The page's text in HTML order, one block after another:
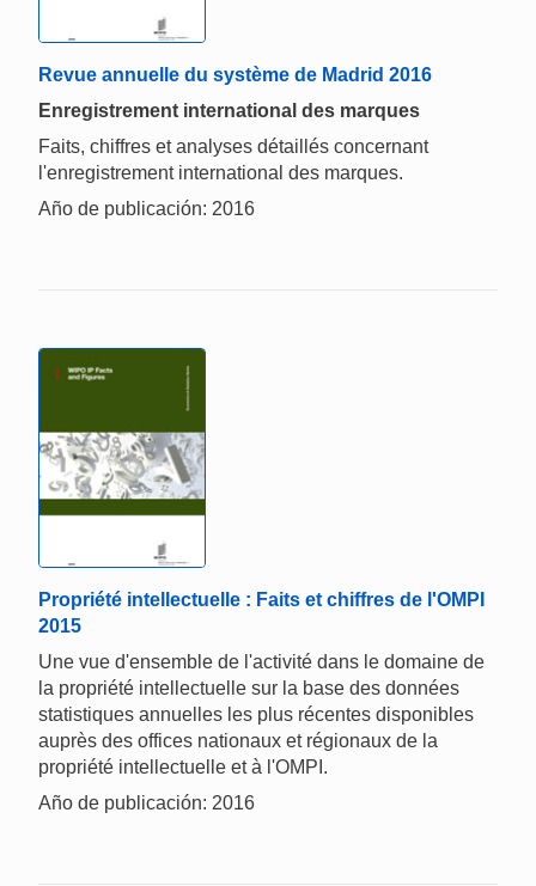
Revue annuelle du système de Madrid 2016
Enregistrement international des marques
Faits, chiffres et analyses détaillés concernant
l'enregistrement international des marques.
Año de publicación: 2016
Propriété intellectuelle : Faits et chiffres de l'OMPI
2015
Une vue d'ensemble de l'activité dans le domaine de
la propriété intellectuelle sur la base des données
statistiques annuelles les plus récentes disponibles
auprès des offices nationaux et régionaux de la
propriété intellectuelle et à l'OMPI.
Año de publicación: 2016